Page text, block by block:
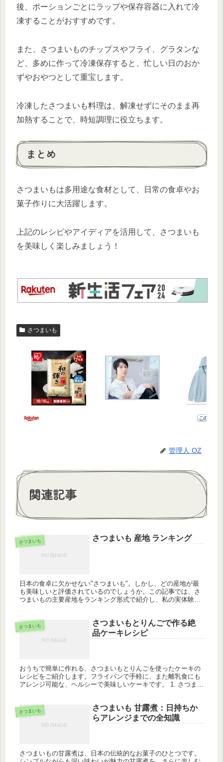
後、ポーションごとにラップや保存容器に入れて冷
凍することがおすすめです。
また、さつまいものチップスやフライ、グラタンな
ど、多めに作って冷凍保存すると、忙しい日のおか
ずやおやつとして重宝します。
冷凍したさつまいも料理は、解凍せずにそのまま再
加熱することで、時短調理に役立ちます。
まとめ
さつまいもは多用途な食材として、日常の食卓やお
菓子作りに大活躍します。
上記のレシピやアイディアを活用して、さつまいも
を美味しく楽しみましょう！
さつまいも
管理人 OZ
関連記事
さつまいも さつまいも 産地 ランキング
日本の食卓に欠かせない"さつまいも"。しかし、どの産地が最
も美味しいと評価されているのでしょうか。この記事では、さ
つまいもの主要産地をランキング形式で紹介し、私の実体験と
さつまいも
さつまいもとりんごで作る絶
品ケーキレシピ
おうちで簡単に作れる、さつまいもとりんごを使ったケーキの
レシピをご紹介します。フライパンで手軽に、また離乳食にも
アレンジ可能な、ヘルシーで美味しいケーキです。 1. さつまい
さつまいも
さつまいも 甘露煮：日持ちか
らアレンジまでの全知識
さつまいもの甘露煮は、日本の伝統的なお菓子のひとつです。